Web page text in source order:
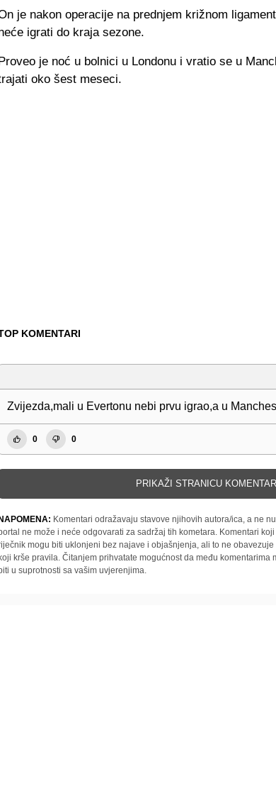
je nakon operacije na prednjem križnom
igrati do kraja sezone.
je noć u bolnici u Londonu i vratio se u
oko šest meseci.
KOMENTARI
Zvijezda,mali u Evertonu nebi prvu igrao,a u
0 0
PRIKAŽI STRANICU
Komentari odražavaju stavove njihovih autora/ica, a ne
ne može i neće odgovarati za sadržaj tih kometara. Komentari
mogu biti uklonjeni bez najave i objašnjenja, ali to ne
krše pravila. Čitanjem prihvatate mogućnost da među komentarima
u suprotnosti sa vašim uvjerenjima.